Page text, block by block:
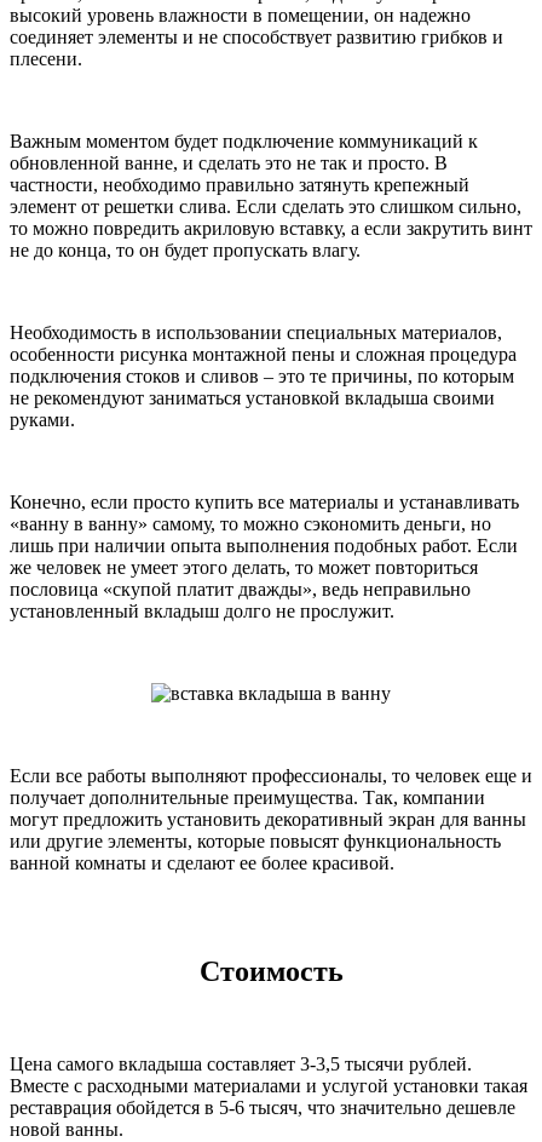
высокий уровень влажности в помещении, он надежно
соединяет элементы и не способствует развитию грибков и
плесени.
Важным моментом будет подключение коммуникаций к
обновленной ванне, и сделать это не так и просто. В
частности, необходимо правильно затянуть крепежный
элемент от решетки слива. Если сделать это слишком сильно,
то можно повредить акриловую вставку, а если закрутить винт
не до конца, то он будет пропускать влагу.
Необходимость в использовании специальных материалов,
особенности рисунка монтажной пены и сложная процедура
подключения стоков и сливов – это те причины, по которым
не рекомендуют заниматься установкой вкладыша своими
руками.
Конечно, если просто купить все материалы и устанавливать
«ванну в ванну» самому, то можно сэкономить деньги, но
лишь при наличии опыта выполнения подобных работ. Если
же человек не умеет этого делать, то может повториться
пословица «скупой платит дважды», ведь неправильно
установленный вкладыш долго не прослужит.
Если все работы выполняют профессионалы, то человек еще и
получает дополнительные преимущества. Так, компании
могут предложить установить декоративный экран для ванны
или другие элементы, которые повысят функциональность
ванной комнаты и сделают ее более красивой.
Стоимость
Цена самого вкладыша составляет 3-3,5 тысячи рублей.
Вместе с расходными материалами и услугой установки такая
реставрация обойдется в 5-6 тысяч, что значительно дешевле
новой ванны.